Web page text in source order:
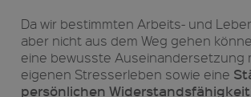
Da wir bestimmten Arbeits- und
aber nicht aus dem Weg gehen
eine bewusste Auseinandersetzung
eigenen Stresserleben sowie eine
persönlichen Widerstandsfähigkeit